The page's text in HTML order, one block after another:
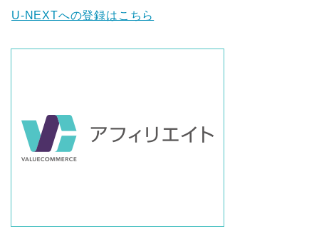
U-NEXTへの登録はこちら